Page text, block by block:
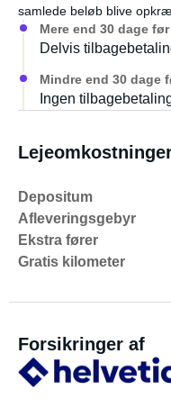
samlede beløb blive
Mere end 30 dage
Delvis
Mindre end 30 dage
Ingen
Depositum
Afleveringsgebyr
Ekstra fører
Gratis kilometer
Forsikringer af